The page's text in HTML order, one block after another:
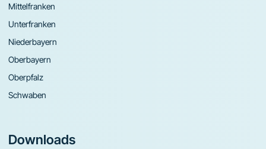
Mittelfranken
Unterfranken
Niederbayern
Oberbayern
Oberpfalz
Schwaben
Downloads